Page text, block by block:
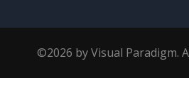
©2026 by Visual Paradigm.